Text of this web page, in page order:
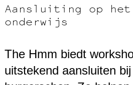
Aansluiting op het
onderwijs
The Hmm biedt
uitstekend aansluiten